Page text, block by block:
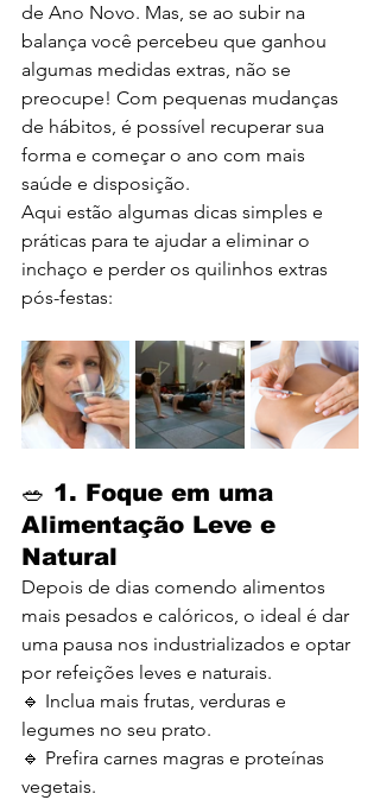
de Ano Novo. Mas, se ao subir na
balança você percebeu que ganhou
algumas medidas extras, não se
preocupe! Com pequenas mudanças
de hábitos, é possível recuperar sua
forma e começar o ano com mais
saúde e disposição.
Aqui estão algumas dicas simples e
práticas para te ajudar a eliminar o
inchaço e perder os quilinhos extras
pós-festas:
🥗 1. Foque em uma
Alimentação Leve e
Natural
Depois de dias comendo alimentos
mais pesados e calóricos, o ideal é dar
uma pausa nos industrializados e optar
por refeições leves e naturais.
🔹 Inclua mais frutas, verduras e
legumes no seu prato.
🔹 Prefira carnes magras e proteínas
vegetais.